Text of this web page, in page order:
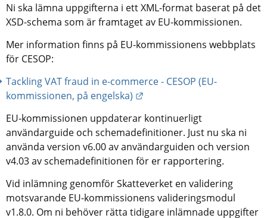
Ni ska lämna uppgifterna i ett XML-format baserat på det
XSD-schema som är framtaget av EU-kommissionen.
Mer information finns på EU-kommissionens webbplats
för CESOP:
Tackling VAT fraud in e-commerce - CESOP (EU-
kommissionen, på engelska)
EU-kommissionen uppdaterar kontinuerligt
användarguide och schemadefinitioner. Just nu ska ni
använda version v6.00 av användarguiden och version
v4.03 av schemadefinitionen för er rapportering.
Vid inlämning genomför Skatteverket en validering
motsvarande EU-kommissionens valideringsmodul
v1.8.0. Om ni behöver rätta tidigare inlämnade uppgifter